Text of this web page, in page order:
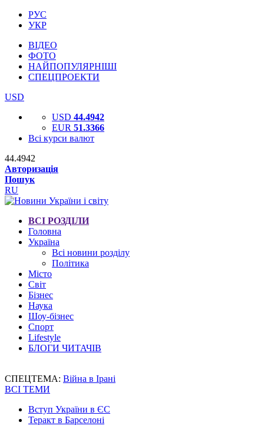
РУС
УКР
ВІДЕО
ФОТО
НАЙПОПУЛЯРНІШІ
СПЕЦПРОЕКТИ
USD
USD 44.4942
EUR 51.3366
Всі курси валют
44.4942
Авторизація
Пошук
RU
ВСІ РОЗДІЛИ
Головна
Україна
Всі новини розділу
Політика
Місто
Світ
Бізнес
Наука
Шоу-бізнес
Спорт
Lifestyle
БЛОГИ ЧИТАЧІВ
СПЕЦТЕМА: Війна в Ірані
ВСІ ТЕМИ
Вступ України в ЄС
Теракт в Барселоні